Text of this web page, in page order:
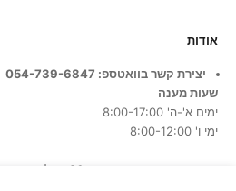
אודות
יצירת קשר בוואטספ: 054-739-6847
שעות מענה
ימים א'-ה' 8:00-17:00
ימי ו' 8:00-12:00